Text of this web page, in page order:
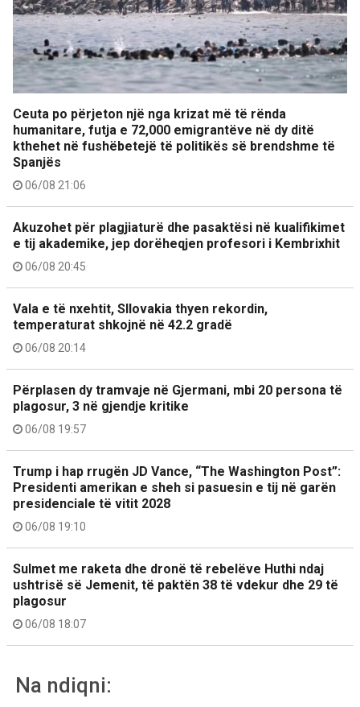
Ceuta po përjeton një nga krizat më të rënda
humanitare, futja e 72,000 emigrantëve në dy ditë
kthehet në fushëbetejë të politikës së brendshme të
Spanjës
06/08 21:06
Akuzohet për plagjiaturë dhe pasaktësi në kualifikimet
e tij akademike, jep dorëheqjen profesori i Kembrixhit
06/08 20:45
Vala e të nxehtit, Sllovakia thyen rekordin,
temperaturat shkojnë në 42.2 gradë
06/08 20:14
Përplasen dy tramvaje në Gjermani, mbi 20 persona të
plagosur, 3 në gjendje kritike
06/08 19:57
Trump i hap rrugën JD Vance, “The Washington Post”:
Presidenti amerikan e sheh si pasuesin e tij në garën
presidenciale të vitit 2028
06/08 19:10
Sulmet me raketa dhe dronë të rebelëve Huthi ndaj
ushtrisë së Jemenit, të paktën 38 të vdekur dhe 29 të
plagosur
06/08 18:07
Na ndiqni: